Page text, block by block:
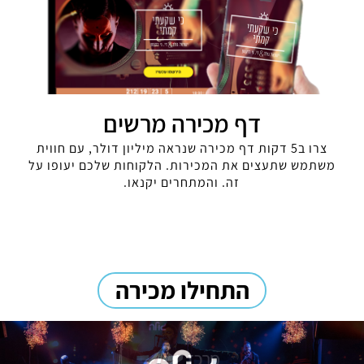
אירועים, כנסים
ומקומות ישיבה
מתחמים
ופסטיבלים
חוגים, קורסים
וסדנאות
מרכזי מבקרים
גיוסי המונים
דף מכירה מרשים
צרו ב5 דקות דף מכירה שנראה מיליון דולר, עם חווית
משתמש שתעצים את המכירות. הלקוחות שלכם יעופו על
זה. והמתחרים יקנאו.
התחילו מכירה